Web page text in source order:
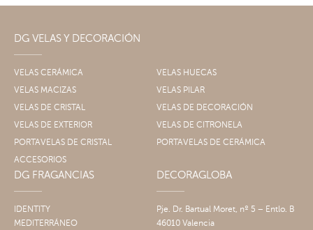
DG VELAS Y DECORACIÓN
VELAS CERÁMICA
VELAS HUECAS
VELAS MACIZAS
VELAS PILAR
VELAS DE CRISTAL
VELAS DE DECORACIÓN
VELAS DE EXTERIOR
VELAS DE CITRONELA
PORTAVELAS DE CRISTAL
PORTAVELAS DE CERÁMICA
ACCESORIOS
DG FRAGANCIAS
IDENTITY
MEDITERRÁNEO
DECORAGLOBA
Pje. Dr. Bartual Moret, nº 5 – Entlo. B
46010 Valencia